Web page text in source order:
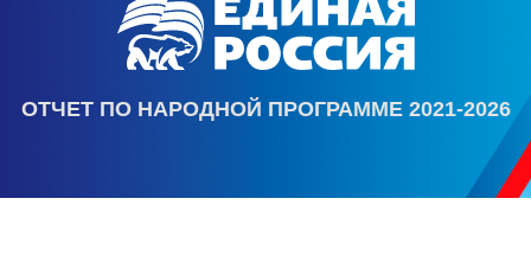
ОТЧЕТ ПО НАРОДНОЙ ПРОГРАММЕ 2021-2026